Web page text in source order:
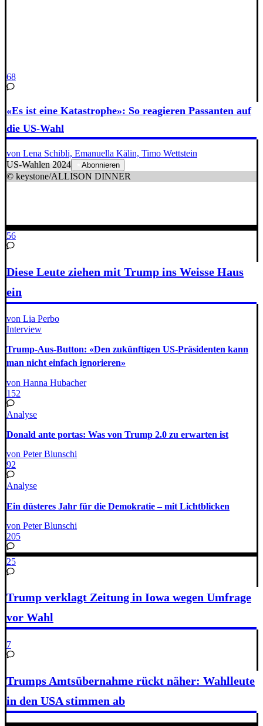
68
«Es ist eine Katastrophe»: So reagieren Passanten auf
die US-Wahl
von Lena Schibli, Emanuella Kälin, Timo Wettstein
US-Wahlen 2024
Abonnieren
© keystone/ALLISON DINNER
56
Diese Leute ziehen mit Trump ins Weisse Haus
ein
von Lia Perbo
Interview
Trump-Aus-Button: «Den zukünftigen US-Präsidenten kann
man nicht einfach ignorieren»
von Hanna Hubacher
152
Analyse
Donald ante portas: Was von Trump 2.0 zu erwarten ist
von Peter Blunschi
92
Analyse
Ein düsteres Jahr für die Demokratie – mit Lichtblicken
von Peter Blunschi
205
25
Trump verklagt Zeitung in Iowa wegen Umfrage
vor Wahl
7
Trumps Amtsübernahme rückt näher: Wahlleute
in den USA stimmen ab